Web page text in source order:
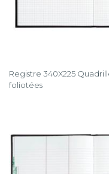
Registre 340X225
foliotées